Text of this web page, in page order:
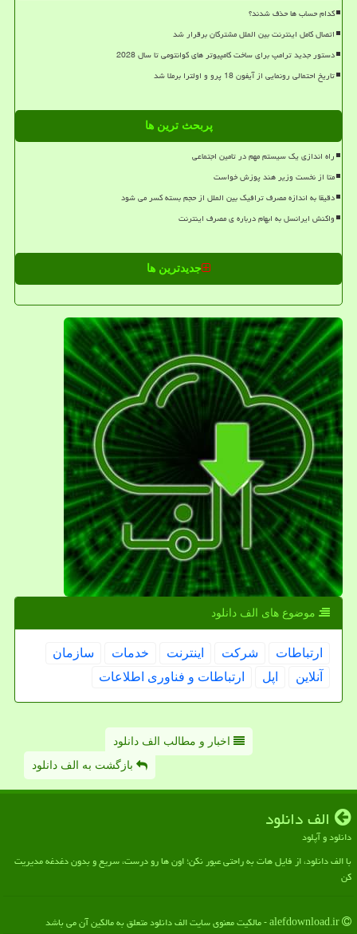
کدام حساب ها حذف شدند؟
اتصال کامل اینترنت بین الملل مشترکان برقرار شد
دستور جدید ترامپ برای ساخت کامپیوتر های کوانتومی تا سال 2028
تاریخ احتمالی رونمایی از آیفون 18 پرو و اولترا برملا شد
پربحث ترین ها
راه اندازی یک سیستم مهم در تامین اجتماعی
متا از نخست وزیر هند پوزش خواست
دقیقا به اندازه مصرف ترافیک بین الملل از حجم بسته کسر می شود
واکنش ایرانسل به ابهام درباره ی مصرف اینترنت
جدیدترین ها
موضوع های الف دانلود
ارتباطات شركت اینترنت خدمات
سازمان
آنلاین
اپل ارتباطات و فناوری اطلاعات
اخبار و مطالب الف دانلود
بازگشت به الف دانلود
الف دانلود
دانلود و آپلود
با الف دانلود، از فایل هات به راحتی عبور نکن؛ اون ها رو درست، سریع و بدون دغدغه مدیریت
کن